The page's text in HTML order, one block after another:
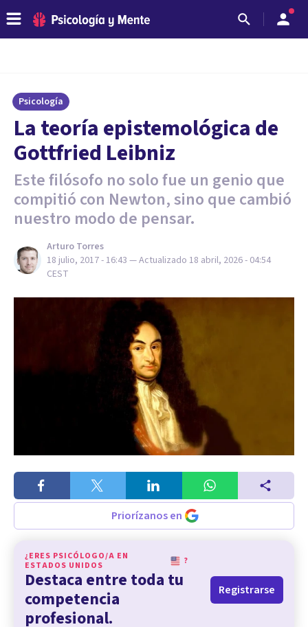
Psicología
​La teoría epistemológica de
Gottfried Leibniz
Este filósofo no solo fue un genio que
compitió con Newton, sino que cambió
nuestro modo de pensar.
Arturo Torres
18 julio, 2017 - 16:43 — Actualizado 18 abril, 2026 - 04:54
CEST
Priorízanos en
¿ERES PSICÓLOGO/A EN
ESTADOS UNIDOS
?
Destaca entre toda tu
competencia
profesional.
Registrarse